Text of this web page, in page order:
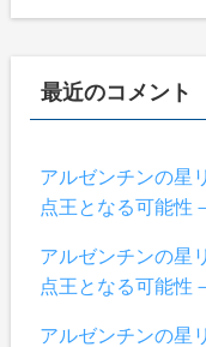
最近のコメント
アルゼンチンの星
点王となる可能性－
アルゼンチンの星
点王となる可能性－
アルゼンチンの星